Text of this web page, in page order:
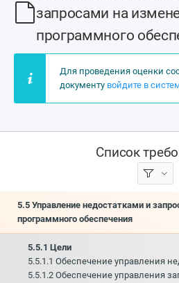
запросами на
программного
Для проведения оценки
документу войдите в
Список
5.5 Управление недостатками и
программного обеспечения
5.5.1 Цели
5.5.1.1 Обеспечение управления
5.5.1.2 Обеспечение управления